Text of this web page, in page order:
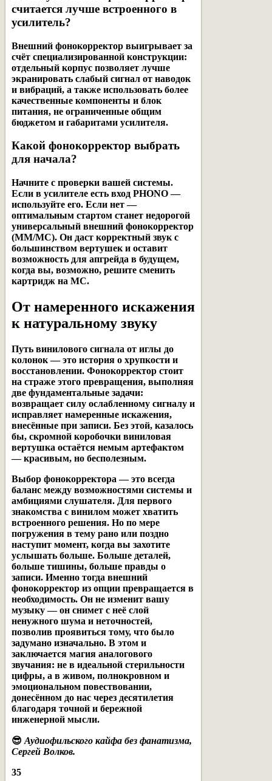
считается лучше встроенного в
усилитель?
Внешний фонокорректор выигрывает за
счёт специализированной конструкции:
отдельный корпус позволяет лучше
экранировать слабый сигнал от наводок
и вибраций, а также использовать более
качественные компоненты и блок
питания, не ограниченные общим
бюджетом и габаритами усилителя.
Какой фонокорректор выбрать
для начала?
Начните с проверки вашей системы.
Если в усилителе есть вход PHONO —
используйте его. Если нет —
оптимальным стартом станет недорогой
универсальный внешний фонокорректор
(MM/MC). Он даст корректный звук с
большинством вертушек и оставит
возможность для апгрейда в будущем,
когда вы, возможно, решите сменить
картридж на MC.
От намеренного искажения
к натуральному звуку
Путь винилового сигнала от иглы до
колонок — это история о хрупкости и
восстановлении. Фонокорректор стоит
на страже этого превращения, выполняя
две фундаментальные задачи:
возвращает силу ослабленному сигналу и
исправляет намеренные искажения,
внесённые при записи. Без этой, казалось
бы, скромной коробочки виниловая
вертушка остаётся немым артефактом
— красивым, но бесполезным.
Выбор фонокорректора — это всегда
баланс между возможностями системы и
амбициями слушателя. Для первого
знакомства с винилом может хватить
встроенного решения. Но по мере
погружения в тему рано или поздно
наступит момент, когда вы захотите
услышать больше. Больше деталей,
больше тишины, больше правды о
записи. Именно тогда внешний
фонокорректор из опции превращается в
необходимость. Он не изменит вашу
музыку — он снимет с неё слой
ненужного шума и неточностей,
позволив проявиться тому, что было
задумано изначально. В этом и
заключается магия аналогового
звучания: не в идеальной стерильности
цифры, а в живом, полнокровном и
эмоциональном повествовании,
донесённом до нас через десятилетия
благодаря точной и бережной
инженерной мысли.
😎 Аудиофильского кайфа без фанатизма,
Сергей Волков.
35